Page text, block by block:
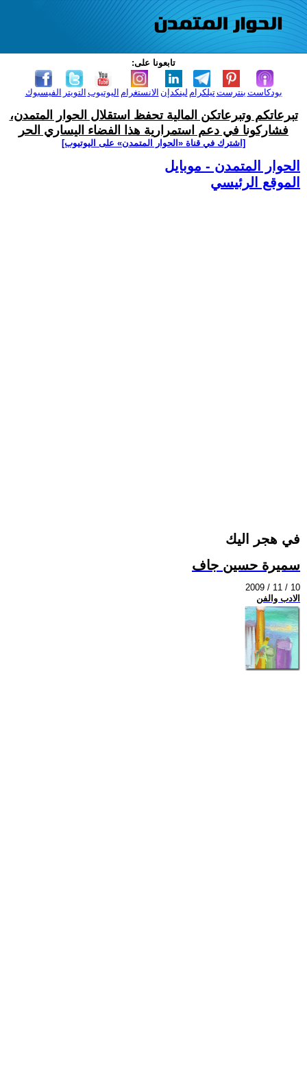
تابعونا على:
الفيسبوك التويتر اليوتيوب الانستغرام لينكدإن تيلكرامبنترست بودكاست
تبرعاتكم وتبرعاتكن المالية تحفظ استقلال الحوار المتمدن،
فشاركونا في دعم استمرارية هذا الفضاء اليساري الحر
[اشترك في قناة ‫«الحوار المتمدن» على اليوتيوب]
الحوار المتمدن - موبايل
الموقع الرئيسي
في هجر اليك
سميرة حسين جاف
2009 / 11 / 10
الادب والفن